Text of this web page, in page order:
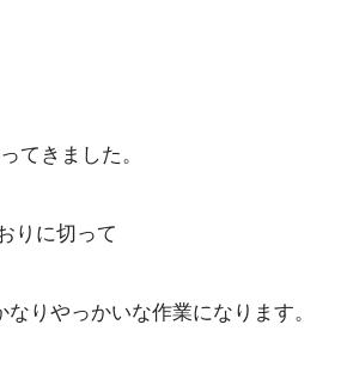
てきました。
りに切って
りやっかいな作業になります。